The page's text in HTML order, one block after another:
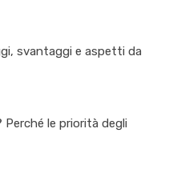
svantaggi e aspetti da
Perché le priorità degli